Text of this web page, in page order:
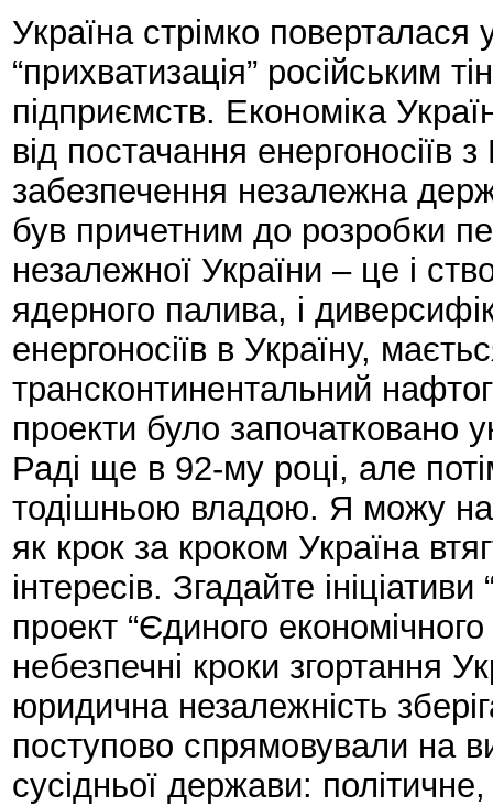
Україна стрімко
“прихватизація” російським
підприємств. Економіка
від постачання енергоносіїв
забезпечення незалежна
був причетним до розробки
незалежної України – це і
ядерного палива, і
енергоносіїв в Україну,
трансконтинентальний
проекти було започатковано
Раді ще в 92-му році, але
тодішньою владою. Я можу
як крок за кроком Україна
інтересів. Згадайте
проект “Єдиного
небезпечні кроки згортання
юридична незалежність
поступово спрямовували на
сусідньої держави: